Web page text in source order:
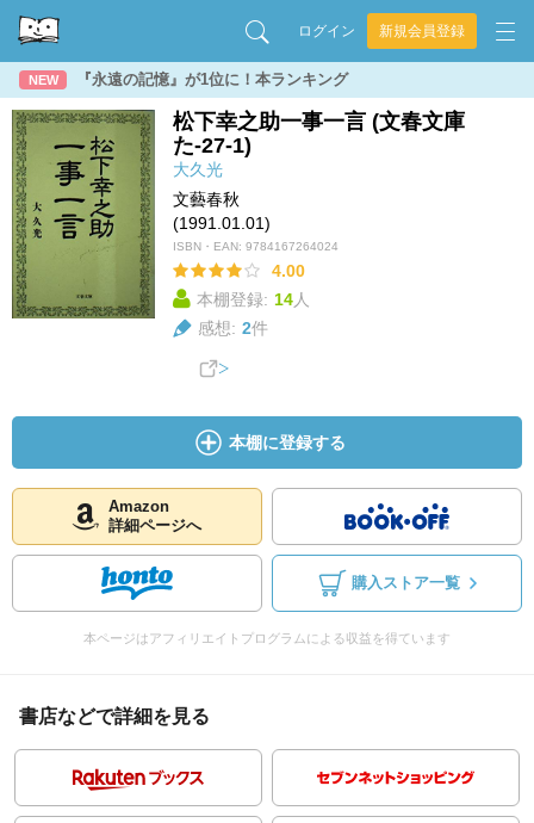
ログイン 新規会員登録
NEW 『永遠の記憶』が1位に！本ランキング
松下幸之助一事一言 (文春文庫
た-27-1)
大久光
文藝春秋
(1991.01.01)
ISBN・EAN: 9784167264024
4.00
本棚登録: 14人
感想: 2件
本棚に登録する
Amazon
詳細ページへ
購入ストア一覧
本ページはアフィリエイトプログラムによる収益を得ています
書店などで詳細を見る